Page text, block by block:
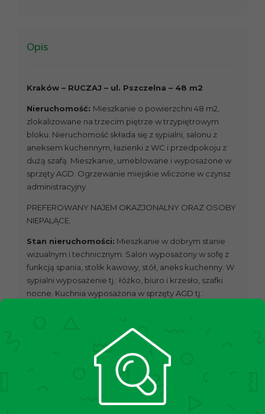
Opis
Kraków – RUCZAJ – ul. Pszczelna – 48 m2
Nieruchomość: Mieszkanie o powierzchni 48 m2,
zlokalizowane na trzecim piętrze w trzypiętrowym
bloku. Nieruchomość składa się z sypialni, salonu z
aneksem kuchennym, łazienki z WC i przedpokoju z
dużą szafą. Mieszkanie, umeblowane i wyposażone w
sprzęty AGD. Ogrzewanie miejskie wliczone w czynsz
administracyjny.
PREFEROWANY NAJEM OKAZJONALNY ORAZ OSOBY
NIEPALĄCE.
Stan nieruchomości: Mieszkanie w dobrym stanie
wizualnym i technicznym. Salon wyposażony w sofę z
funkcją spania, stolik kawowy, stół, aneks kuchenny. W
sypialni wyposażenie tj.: łóżko, biuro i krzesło, szafki
nocne. Kuchnia wyposażona w sprzęty AGD tj.:
prysznic, toaleta, umywalka i pralka.
Bardzo dobry, budynek ocieplony po
remoncie elewacji. W budynku nie ma windy.
Nieruchomość znajduje się w spokojnej,
dobrze skomunikowanej okolicy, w pobliżu sklepy oraz